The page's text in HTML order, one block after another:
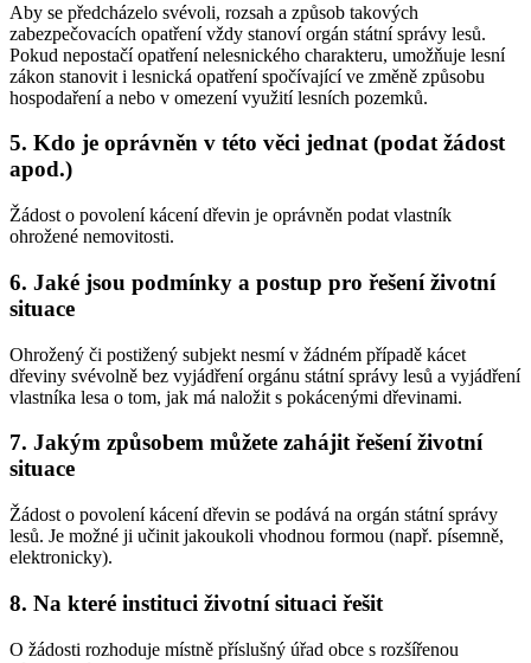
Aby se předcházelo svévoli, rozsah a způsob takových
zabezpečovacích opatření vždy stanoví orgán státní správy lesů.
Pokud nepostačí opatření nelesnického charakteru, umožňuje lesní
zákon stanovit i lesnická opatření spočívající ve změně způsobu
hospodaření a nebo v omezení využití lesních pozemků.
5. Kdo je oprávněn v této věci jednat (podat žádost
apod.)
Žádost o povolení kácení dřevin je oprávněn podat vlastník
ohrožené nemovitosti.
6. Jaké jsou podmínky a postup pro řešení životní
situace
Ohrožený či postižený subjekt nesmí v žádném případě kácet
dřeviny svévolně bez vyjádření orgánu státní správy lesů a vyjádření
vlastníka lesa o tom, jak má naložit s pokácenými dřevinami.
7. Jakým způsobem můžete zahájit řešení životní
situace
Žádost o povolení kácení dřevin se podává na orgán státní správy
lesů. Je možné ji učinit jakoukoli vhodnou formou (např. písemně,
elektronicky).
8. Na které instituci životní situaci řešit
O žádosti rozhoduje místně příslušný úřad obce s rozšířenou